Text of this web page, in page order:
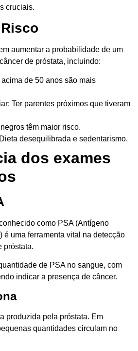
cruciais.
aumentar a probabilidade de um
de próstata, incluindo:
acima de 50 anos são mais
Ter parentes próximos que tiveram
têm maior risco.
desequilibrada e sedentarismo.
dos exames
como PSA (Antígeno
é uma ferramenta vital na detecção
próstata.
de PSA no sangue, com
indicar a presença de câncer.
produzida pela próstata. Em
quantidades circulam no